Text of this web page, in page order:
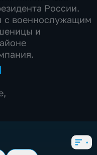
России.
с военнослужащим
и
,